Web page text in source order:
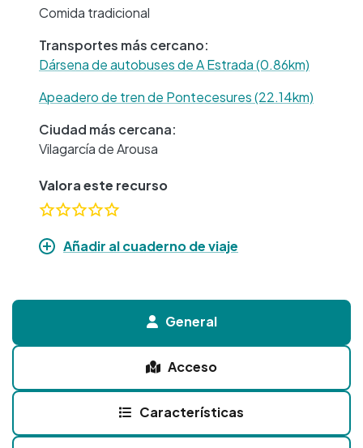
Comida tradicional
Transportes más cercano:
Dársena de autobuses de A Estrada (0.86km)
Apeadero de tren de Pontecesures (22.14km)
Ciudad más cercana:
Vilagarcía de Arousa
Valora este recurso
Añadir al cuaderno de viaje
General
Acceso
Características